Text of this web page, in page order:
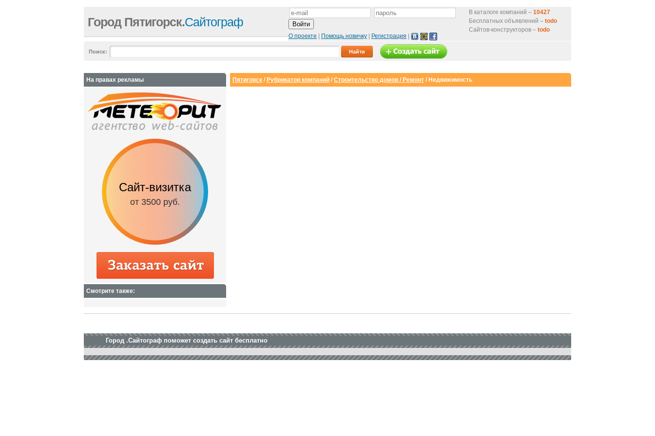
В каталоге компаний – 10427
Бесплатных объявлений – todo
Сайтов-конструкторов – todo
О проекте
Помощь новичку Регистрация
Город Пятигорск.Сайтограф
Поиск:
Пятигорск / Рубрикатор компаний / Строительство домов / Ремонт / Недвижимость
На правах рекламы
Сайт-визитка
от 3500 руб.
Смотрите также:
Город .Сайтограф поможет создать сайт бесплатно